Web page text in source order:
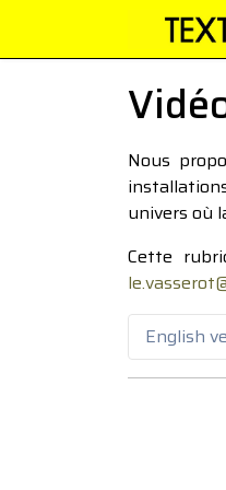
Nous
univers où
Cette
English